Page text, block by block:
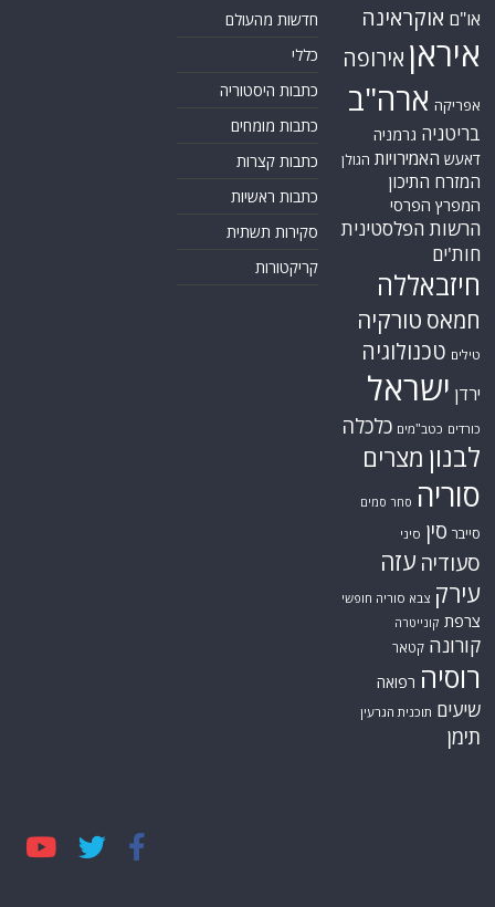
או"ם אוקראינה
איראן אירופה
אפריקה ארה"ב
בריטניה גרמניה
דאעש האמירויות הגולן
המזרח התיכון
המפרץ הפרסי
הרשות הפלסטינית
חות'ים
חיזבאללה
חמאס טורקיה
טילים טכנולוגיה
ירדן ישראל
כורדים כטב"מים כלכלה
לבנון מצרים
סוריה סחר סמים
סייבר סין סיני
סעודיה עזה
עירק צבא סוריה חופשי
צרפת קונייטרה
קורונה קטאר
רוסיה רפואה
שיעים תוכנית הגרעין
תימן
חדשות מהעולם
כללי
כתבות היסטוריה
כתבות מומחים
כתבות קצרות
כתבות ראשיות
סקירות תשתית
קריקטורות